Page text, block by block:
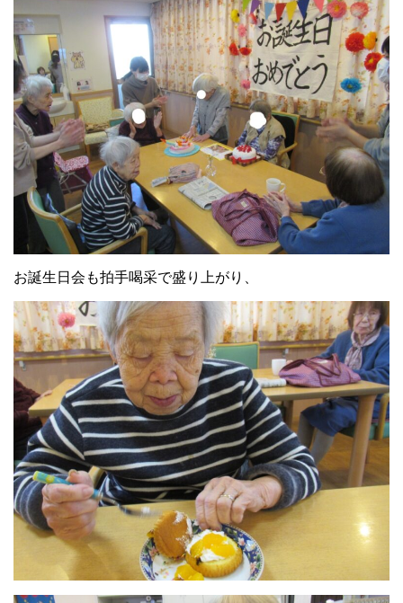
お誕生日会も拍手喝采で盛り上がり、